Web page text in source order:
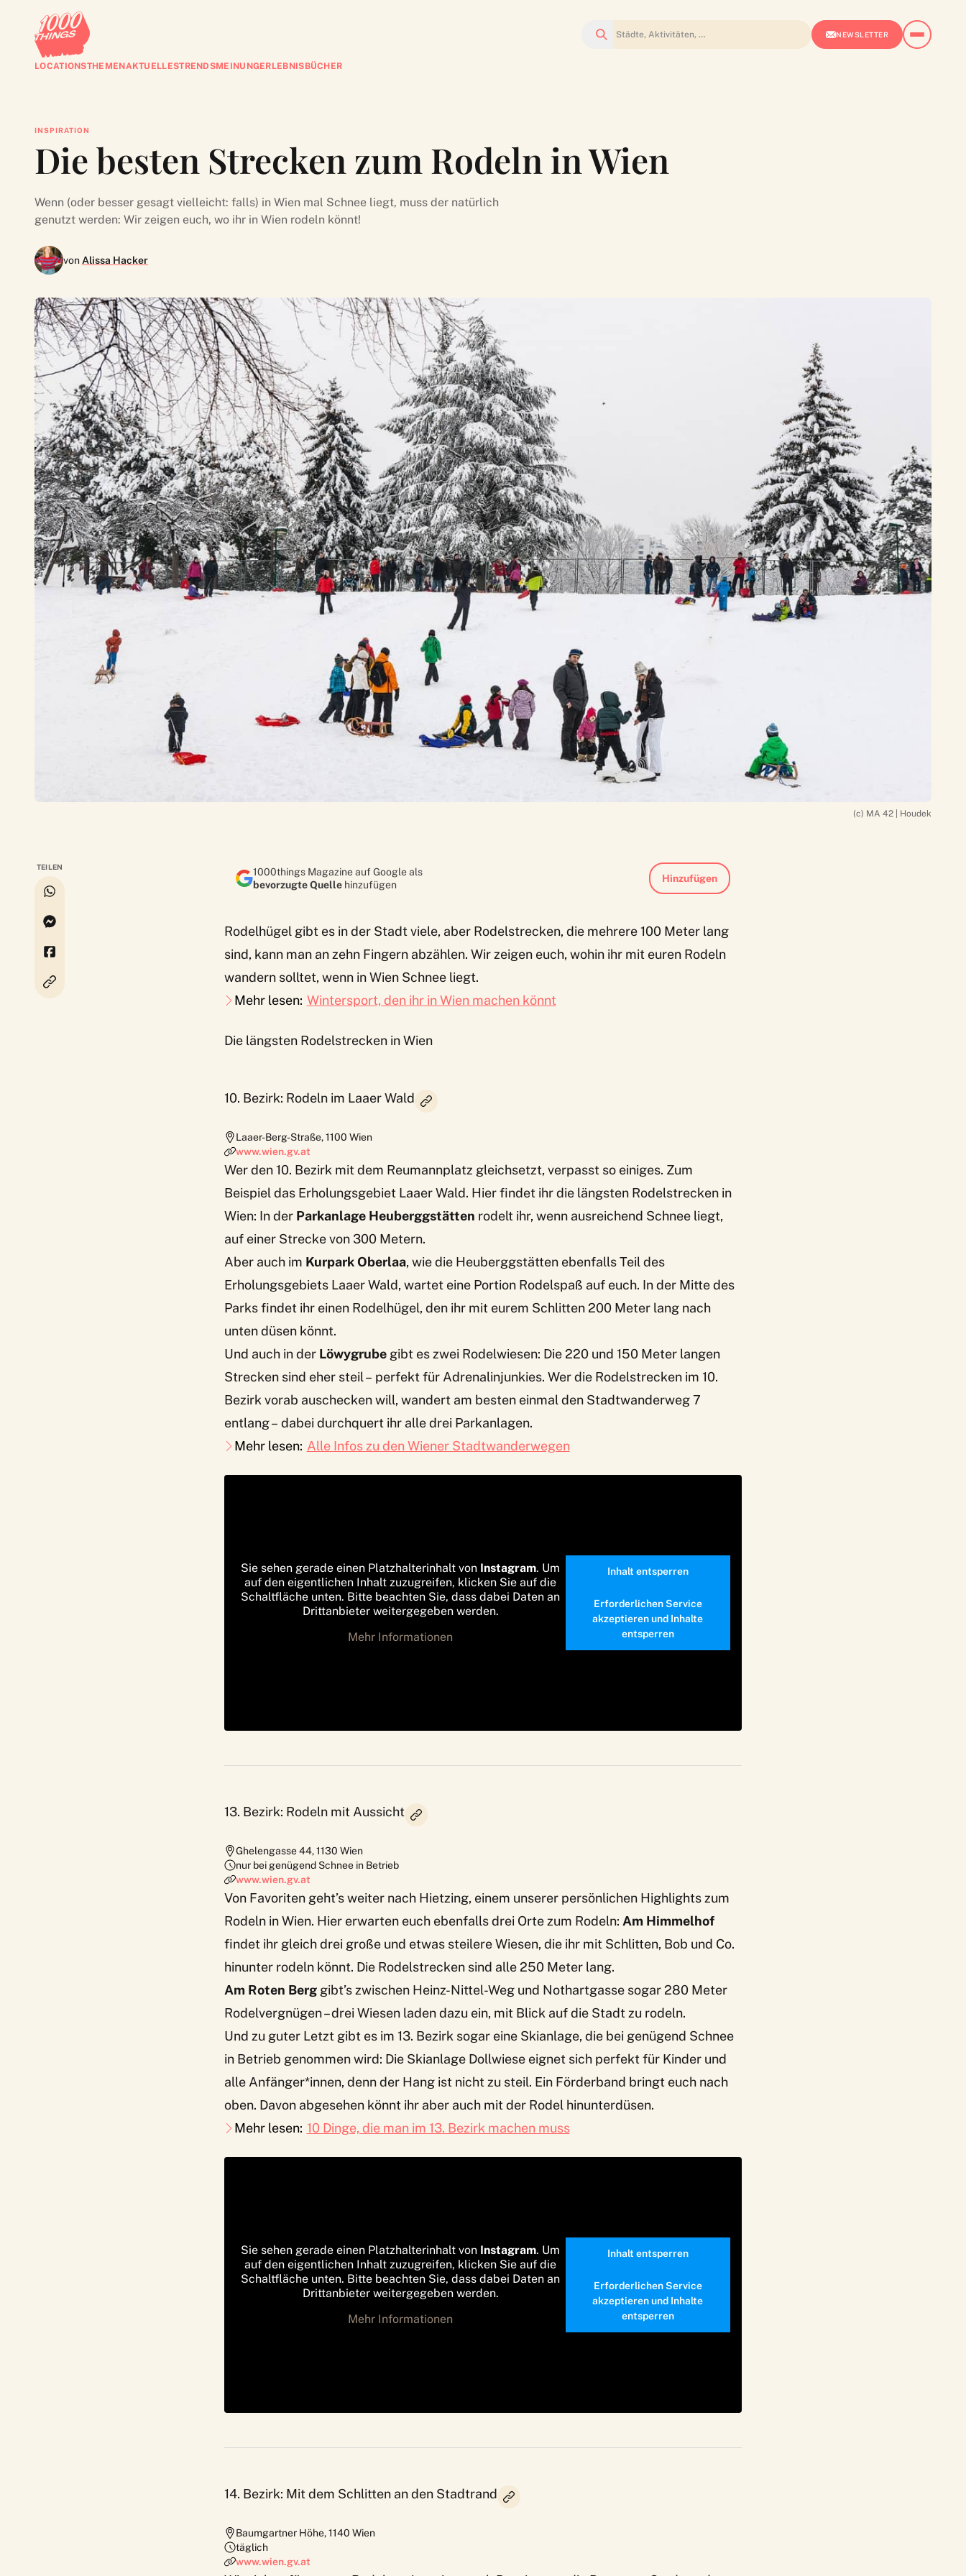
Suchen NEWSLETTER
LOCATIONSTHEMENAKTUELLESTRENDSMEINUNGERLEBNISBÜCHER
INSPIRATION
Die besten Strecken zum Rodeln in Wien
Wenn (oder besser gesagt vielleicht: falls) in Wien mal Schnee liegt, muss der natürlich
genutzt werden: Wir zeigen euch, wo ihr in Wien rodeln könnt!
von Alissa Hacker
(c) MA 42 | Houdek
TEILEN
1000things Magazine auf Google als
bevorzugte Quelle hinzufügen
Hinzufügen
Rodelhügel gibt es in der Stadt viele, aber Rodelstrecken, die mehrere 100 Meter lang
sind, kann man an zehn Fingern abzählen. Wir zeigen euch, wohin ihr mit euren Rodeln
wandern solltet, wenn in Wien Schnee liegt.
Mehr lesen: Wintersport, den ihr in Wien machen könnt
Die längsten Rodelstrecken in Wien
10. Bezirk: Rodeln im Laaer Wald
Laaer-Berg-Straße,1100 Wien
www.wien.gv.at
Wer den 10. Bezirk mit dem Reumannplatz gleichsetzt, verpasst so einiges. Zum
Beispiel das Erholungsgebiet Laaer Wald. Hier findet ihr die längsten Rodelstrecken in
Wien: In der Parkanlage Heuberggstätten rodelt ihr, wenn ausreichend Schnee liegt,
auf einer Strecke von 300 Metern.
Aber auch im Kurpark Oberlaa, wie die Heuberggstätten ebenfalls Teil des
Erholungsgebiets Laaer Wald, wartet eine Portion Rodelspaß auf euch. In der Mitte des
Parks findet ihr einen Rodelhügel, den ihr mit eurem Schlitten 200 Meter lang nach
unten düsen könnt.
Und auch in der Löwygrube gibt es zwei Rodelwiesen: Die 220 und 150 Meter langen
Strecken sind eher steil – perfekt für Adrenalinjunkies. Wer die Rodelstrecken im 10.
Bezirk vorab auschecken will, wandert am besten einmal den Stadtwanderweg 7
entlang – dabei durchquert ihr alle drei Parkanlagen.
Mehr lesen: Alle Infos zu den Wiener Stadtwanderwegen
Sie sehen gerade einen Platzhalterinhalt von Instagram. Um
auf den eigentlichen Inhalt zuzugreifen, klicken Sie auf die
Schaltfläche unten. Bitte beachten Sie, dass dabei Daten an
Drittanbieter weitergegeben werden.
Mehr Informationen
Inhalt entsperren
Erforderlichen Service
akzeptieren und Inhalte
entsperren
13. Bezirk: Rodeln mit Aussicht
Ghelengasse 44,1130 Wien
nur bei genügend Schnee in Betrieb
www.wien.gv.at
Von Favoriten geht’s weiter nach Hietzing, einem unserer persönlichen Highlights zum
Rodeln in Wien. Hier erwarten euch ebenfalls drei Orte zum Rodeln: Am Himmelhof
findet ihr gleich drei große und etwas steilere Wiesen, die ihr mit Schlitten, Bob und Co.
hinunter rodeln könnt. Die Rodelstrecken sind alle 250 Meter lang.
Am Roten Berg gibt’s zwischen Heinz-Nittel-Weg und Nothartgasse sogar 280 Meter
Rodelvergnügen – drei Wiesen laden dazu ein, mit Blick auf die Stadt zu rodeln.
Und zu guter Letzt gibt es im 13. Bezirk sogar eine Skianlage, die bei genügend Schnee
in Betrieb genommen wird: Die Skianlage Dollwiese eignet sich perfekt für Kinder und
alle Anfänger*innen, denn der Hang ist nicht zu steil. Ein Förderband bringt euch nach
oben. Davon abgesehen könnt ihr aber auch mit der Rodel hinunterdüsen.
Mehr lesen: 10 Dinge, die man im 13. Bezirk machen muss
Sie sehen gerade einen Platzhalterinhalt von Instagram. Um
auf den eigentlichen Inhalt zuzugreifen, klicken Sie auf die
Schaltfläche unten. Bitte beachten Sie, dass dabei Daten an
Drittanbieter weitergegeben werden.
Mehr Informationen
Inhalt entsperren
Erforderlichen Service
akzeptieren und Inhalte
entsperren
14. Bezirk: Mit dem Schlitten an den Stadtrand
Baumgartner Höhe,1140 Wien
täglich
www.wien.gv.at